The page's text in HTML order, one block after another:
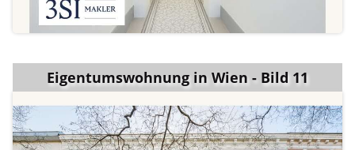
Eigentumswohnung in Wien - Bild 11